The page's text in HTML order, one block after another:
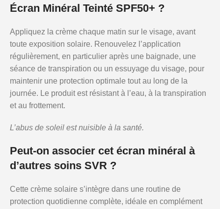
Écran Minéral Teinté SPF50+ ?
Appliquez la crème chaque matin sur le visage, avant
toute exposition solaire. Renouvelez l’application
régulièrement, en particulier après une baignade, une
séance de transpiration ou un essuyage du visage, pour
maintenir une protection optimale tout au long de la
journée. Le produit est résistant à l’eau, à la transpiration
et au frottement.
L’abus de soleil est nuisible à la santé.
Peut-on associer cet écran minéral à
d’autres soins SVR ?
Cette crème solaire s’intègre dans une routine de
protection quotidienne complète, idéale en complément